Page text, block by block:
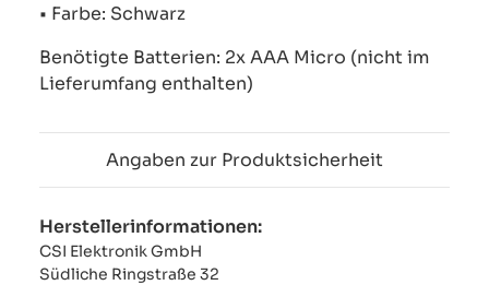
• Farbe: Schwarz
Benötigte Batterien: 2x AAA Micro (nicht im
Lieferumfang enthalten)
Angaben zur Produktsicherheit
Herstellerinformationen:
CSI Elektronik GmbH
Südliche Ringstraße 32